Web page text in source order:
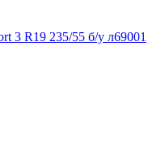
3 R19 235/55 б/у л69001